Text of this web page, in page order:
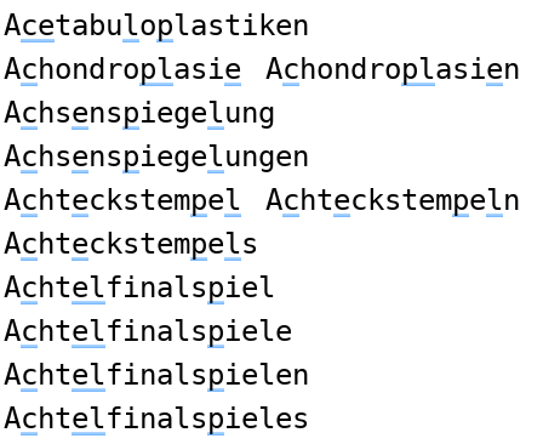
Acetabuloplastiken
Achondroplasie Achondroplasien
Achsenspiegelung
Achsenspiegelungen
Achteckstempel Achteckstempeln
Achteckstempels
Achtelfinalspiel
Achtelfinalspiele
Achtelfinalspielen
Achtelfinalspieles